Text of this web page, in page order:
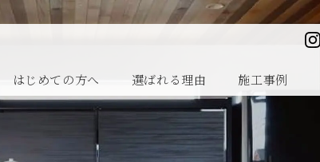
はじめての方へ 選ばれる理由 施工事例